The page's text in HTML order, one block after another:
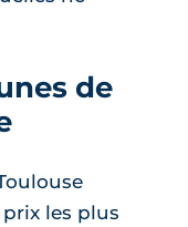
de
les plus